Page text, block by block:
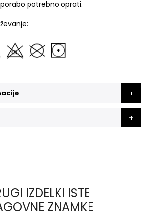
potrebno oprati.
IZDELKI ISTE
ZNAMKE